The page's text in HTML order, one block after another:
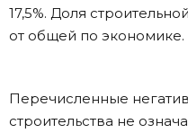
17,5%. Доля
от общей по экономике.
Перечисленные
строительства не